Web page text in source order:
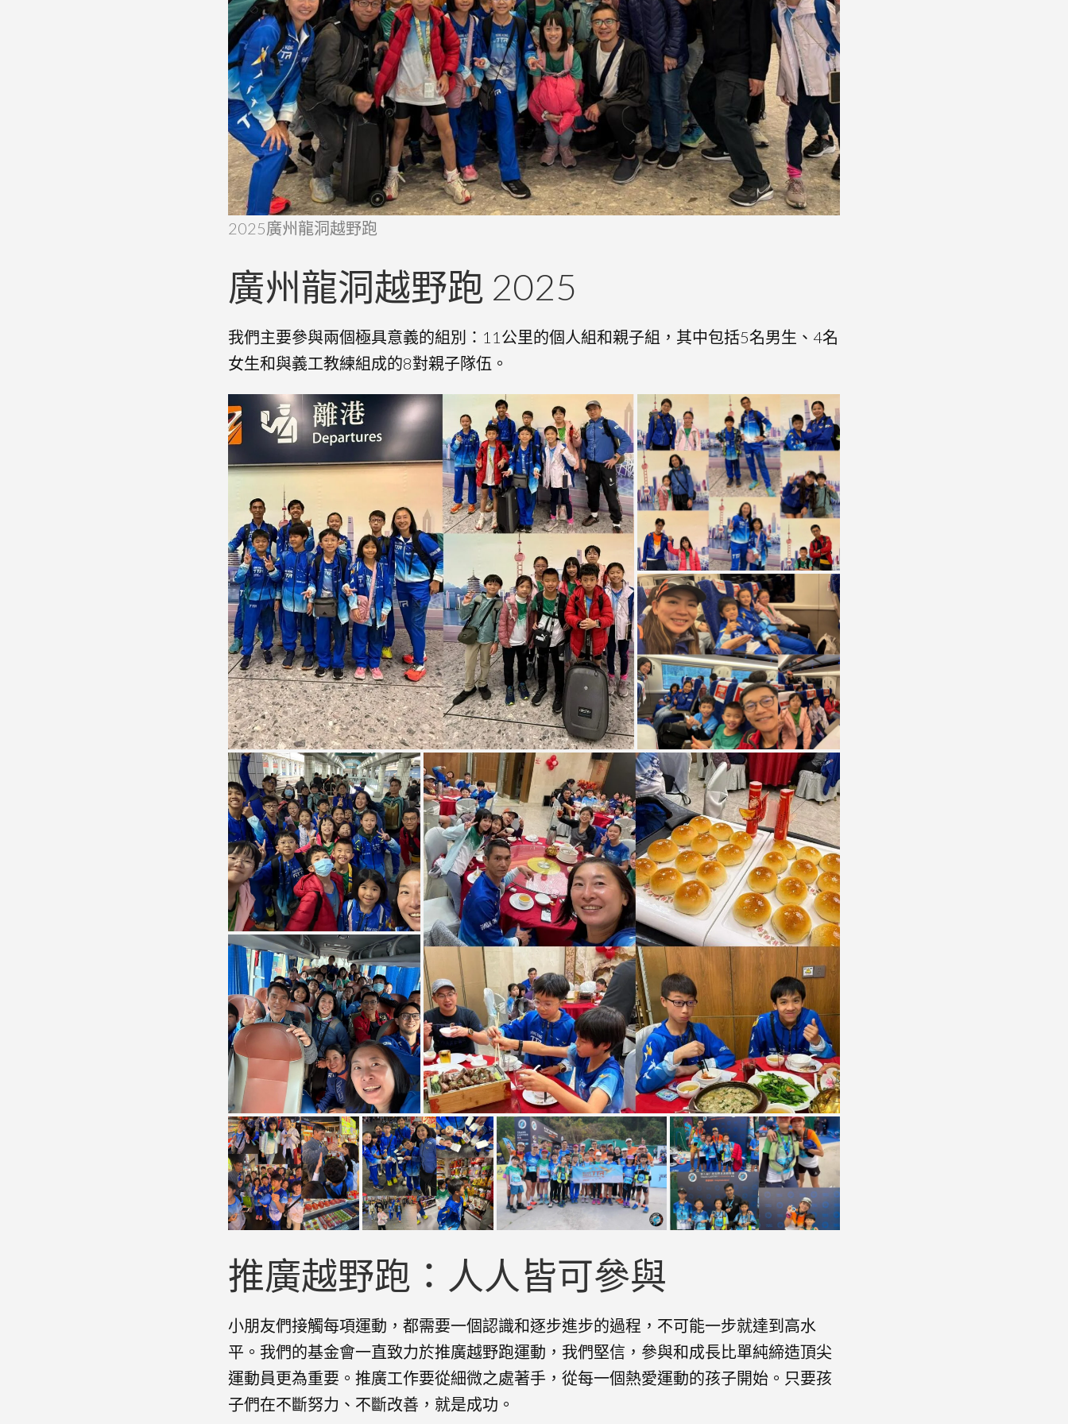
2025廣州龍洞越野跑
廣州龍洞越野跑 2025
我們主要參與兩個極具意義的組別：11公里的個人組和親子組，其中包括5名男生、4名
女生和與義工教練組成的8對親子隊伍。
推廣越野跑：人人皆可參與
小朋友們接觸每項運動，都需要一個認識和逐步進步的過程，不可能一步就達到高水
平。我們的基金會一直致力於推廣越野跑運動，我們堅信，參與和成長比單純締造頂尖
運動員更為重要。推廣工作要從細微之處著手，從每一個熱愛運動的孩子開始。只要孩
子們在不斷努力、不斷改善，就是成功。